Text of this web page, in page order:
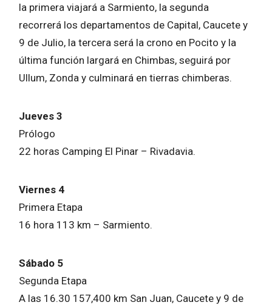
la primera viajará a Sarmiento, la segunda
recorrerá los departamentos de Capital, Caucete y
9 de Julio, la tercera será la crono en Pocito y la
última función largará en Chimbas, seguirá por
Ullum, Zonda y culminará en tierras chimberas.
Jueves 3
Prólogo
22 horas Camping El Pinar – Rivadavia.
Viernes 4
Primera Etapa
16 hora 113 km – Sarmiento.
Sábado 5
Segunda Etapa
A las 16.30 157,400 km San Juan, Caucete y 9 de